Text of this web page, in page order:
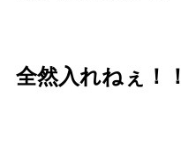
全然入れねぇ！！